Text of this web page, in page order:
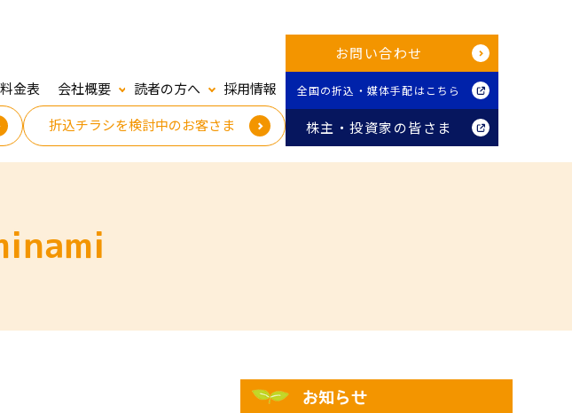
料金表 会社概要 読者の方へ
採用情報
折込チラシを検討中のお客さま
お問い合わせ
全国の折込・媒体手配はこちら
株主・投資家の皆さま
お知らせ